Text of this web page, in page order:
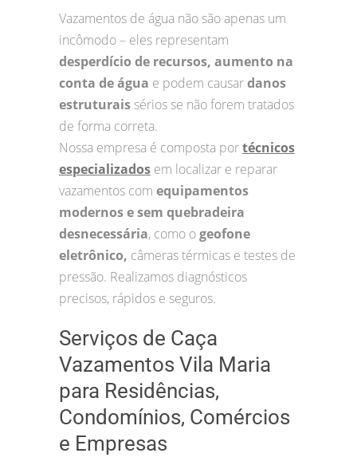
Vazamentos de água não são apenas um
incômodo – eles representam
desperdício de recursos, aumento na
conta de água e podem causardanos
estruturais sérios se não forem tratados
de forma correta.
Nossa empresa é composta portécnicos
especializados em localizar e reparar
vazamentos com equipamentos
modernos e sem quebradeira
desnecessária, como ogeofone
eletrônico, câmeras térmicas e testes de
pressão. Realizamos diagnósticos
precisos, rápidos e seguros.
Serviços de Caça
Vazamentos Vila Maria
para Residências,
Condomínios, Comércios
e Empresas